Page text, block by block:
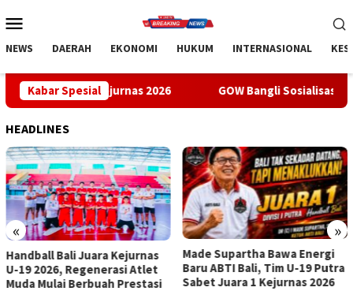
ke
Mobile
NEWS DAERAH EKONOMI HUKUM INTERNASIONAL
Kabar Spesial
Kejurnas 2026 GOW Bangli Sosialisasikan Pencegahan
HEADLINES
« »
Made Supartha Bawa Energi
Baru ABTI Bali, Tim U-19 Putra
Sabet Juara 1 Kejurnas 2026
GOW Bangli Sosialisasikan
Pencegahan Bullying di SMPN
1 Kintamani